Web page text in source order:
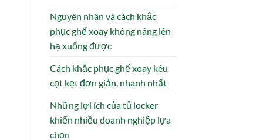
Nguyên nhân và cách khắc
phục ghế xoay không nâng lên
hạ xuống được
Cách khắc phục ghế xoay kêu
cọt kẹt đơn giản, nhanh nhất
Những lợi ích của tủ locker
khiến nhiều doanh nghiệp lựa
chọn